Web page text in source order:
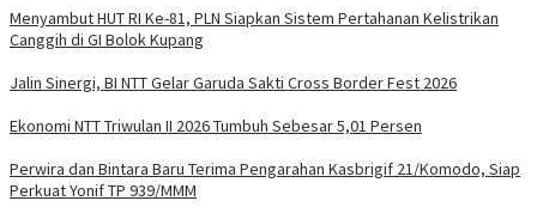
Menyambut HUT RI Ke-81, PLN Siapkan Sistem Pertahanan Kelistrikan
Canggih di GI Bolok Kupang
Jalin Sinergi, BI NTT Gelar Garuda Sakti Cross Border Fest 2026
Ekonomi NTT Triwulan II 2026 Tumbuh Sebesar 5,01 Persen
Perwira dan Bintara Baru Terima Pengarahan Kasbrigif 21/Komodo, Siap
Perkuat Yonif TP 939/MMM